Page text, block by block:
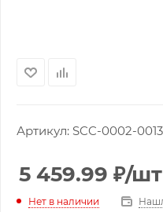
Артикул: SCC-0002-
5 459.99 ₽/шт
Нет в наличии